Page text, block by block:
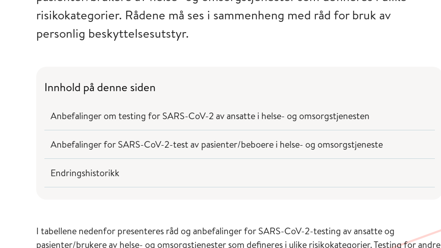
risikokategorier. Rådene må ses i sammenheng med råd for bruk av
personlig beskyttelsesutstyr.
Innhold på denne siden
Anbefalinger om testing for SARS-CoV-2 av ansatte i helse- og omsorgstjenesten
Anbefalinger for SARS-CoV-2-test av pasienter/beboere i helse- og omsorgstjeneste
Endringshistorikk
I tabellene nedenfor presenteres råd og anbefalinger for SARS-CoV-2-testing av ansatte og
pasienter/brukere av helse- og omsorgstjenester som defineres i ulike risikokategorier. Testing for andre